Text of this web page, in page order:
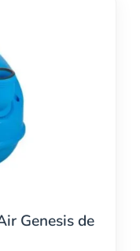
Genesis de